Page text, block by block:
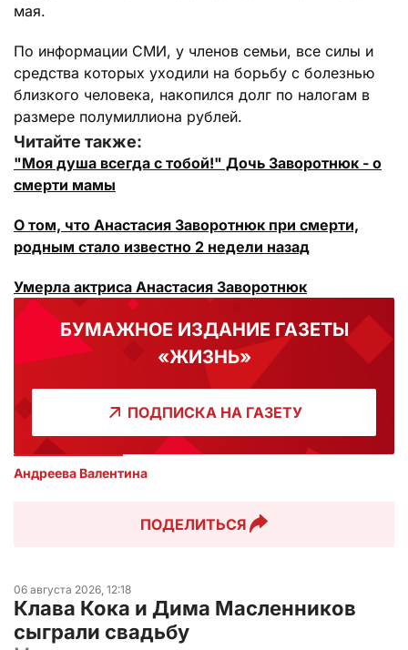
мая.
По информации СМИ, у членов семьи, все силы и
средства которых уходили на борьбу с болезнью
близкого человека, накопился долг по налогам в
размере полумиллиона рублей.
Читайте также:
"Моя душа всегда с тобой!" Дочь Заворотнюк - о
смерти мамы
О том, что Анастасия Заворотнюк при смерти,
родным стало известно 2 недели назад
Умерла актриса Анастасия Заворотнюк
БУМАЖНОЕ ИЗДАНИЕ ГАЗЕТЫ
«ЖИЗНЬ»
ПОДПИСКА НА ГАЗЕТУ
Андреева Валентина
ПОДЕЛИТЬСЯ
06 августа 2026, 12:18
Клава Кока и Дима Масленников
сыграли свадьбу